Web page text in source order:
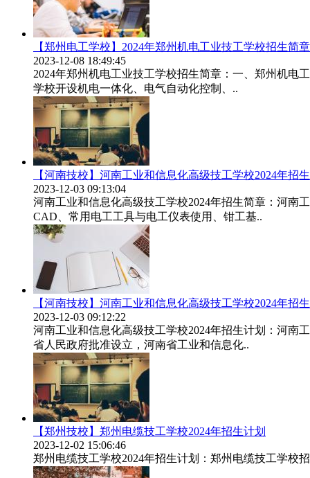
【郑州电工学校】2024年郑州机电工业技工学校招生简章
2023-12-08 18:49:45
2024年郑州机电工业技工学校招生简章：一、郑州机电
学校开设机电一体化、电气自动化控制、..
【河南技校】河南工业和信息化高级技工学校2024年招
2023-12-03 09:13:04
河南工业和信息化高级技工学校2024年招生简章：河南
CAD、常用电工工具与电工仪表使用、钳工基..
【河南技校】河南工业和信息化高级技工学校2024年招
2023-12-03 09:12:22
河南工业和信息化高级技工学校2024年招生计划：河南
省人民政府批准设立，河南省工业和信息化..
【郑州技校】郑州电缆技工学校2024年招生计划
2023-12-02 15:06:46
郑州电缆技工学校2024年招生计划：郑州电缆技工学校